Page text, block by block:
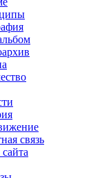
связь